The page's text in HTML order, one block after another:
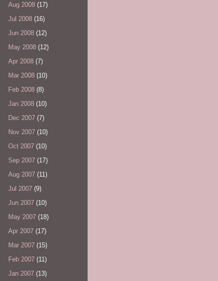
Aug 2008 (17)
Jul 2008 (16)
Jun 2008 (12)
May 2008 (12)
Apr 2008 (7)
Mar 2008 (10)
Feb 2008 (8)
Jan 2008 (10)
Dec 2007 (7)
Nov 2007 (10)
Oct 2007 (10)
Sep 2007 (17)
Aug 2007 (11)
Jul 2007 (9)
Jun 2007 (10)
May 2007 (18)
Apr 2007 (17)
Mar 2007 (15)
Feb 2007 (11)
Jan 2007 (13)